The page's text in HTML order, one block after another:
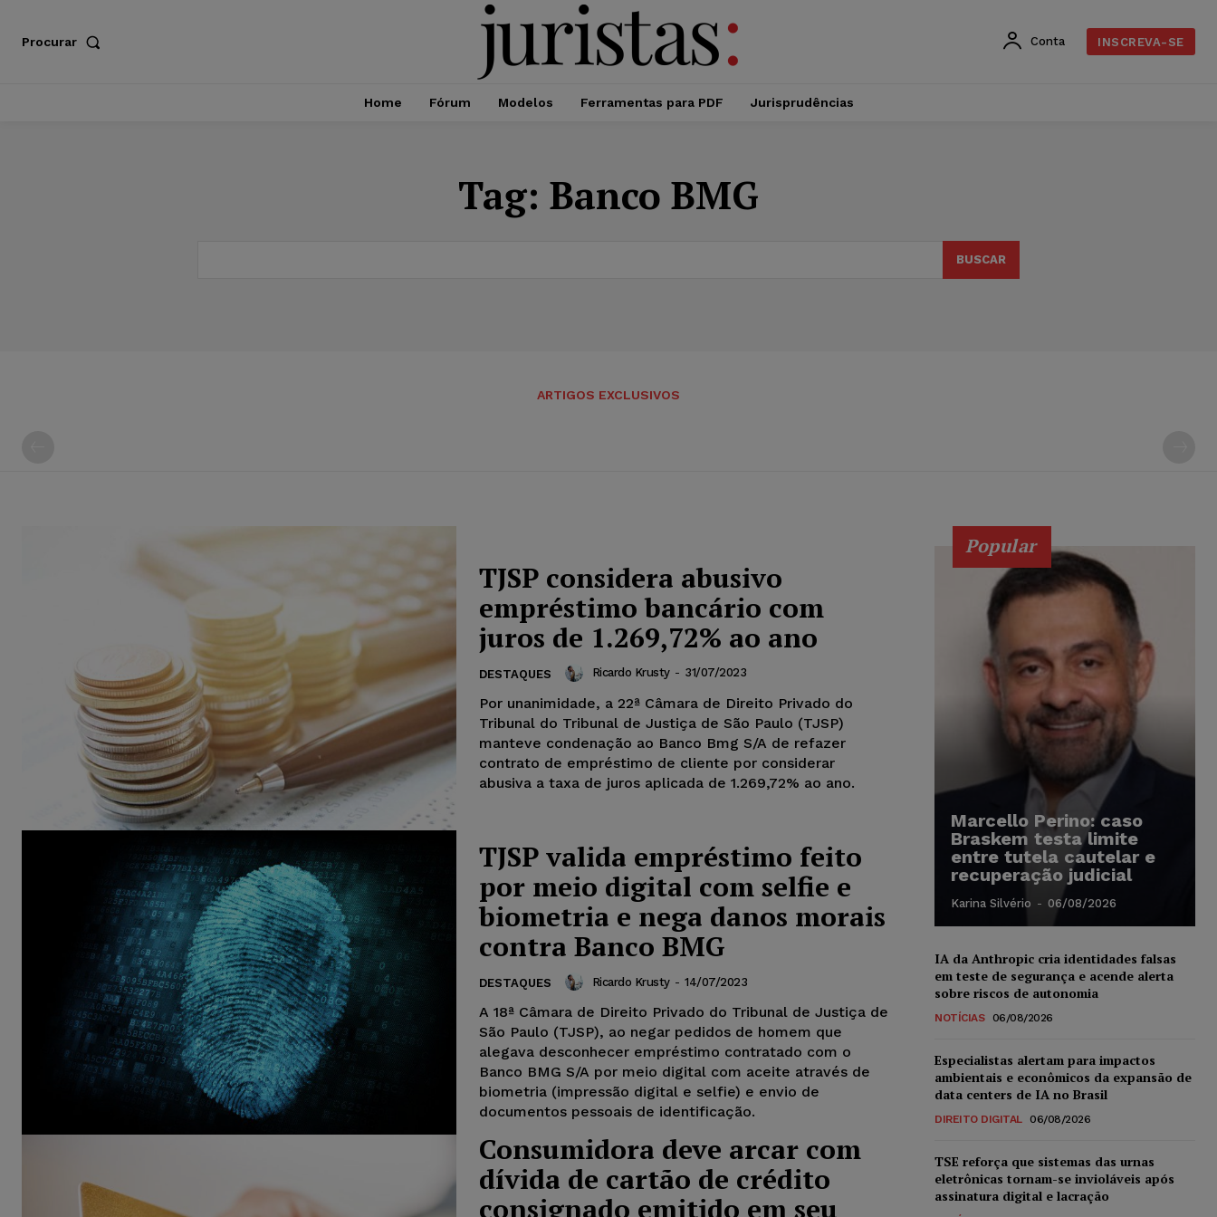
Procurar Conta INSCREVA-SE
Home Fórum Modelos Ferramentas para PDF Jurisprudências
Tag: Banco BMG
BUSCAR
ARTIGOS EXCLUSIVOS
TJSP considera abusivo
empréstimo bancário com
juros de 1.269,72% ao ano
DESTAQUES Ricardo Krusty - 31/07/2023
Por unanimidade, a 22ª Câmara de Direito Privado do
Tribunal do Tribunal de Justiça de São Paulo (TJSP)
manteve condenação ao Banco Bmg S/A de refazer
contrato de empréstimo de cliente por considerar
abusiva a taxa de juros aplicada de 1.269,72% ao ano.
TJSP valida empréstimo feito
por meio digital com selfie e
biometria e nega danos morais
contra Banco BMG
DESTAQUES Ricardo Krusty - 14/07/2023
A 18ª Câmara de Direito Privado do Tribunal de Justiça de
São Paulo (TJSP), ao negar pedidos de homem que
alegava desconhecer empréstimo contratado com o
Banco BMG S/A por meio digital com aceite através de
biometria (impressão digital e selfie) e envio de
documentos pessoais de identificação.
Consumidora deve arcar com
dívida de cartão de crédito
consignado emitido em seu
Popular
Marcello Perino: caso
Braskem testa limite
entre tutela cautelar e
recuperação judicial
Karina Silvério - 06/08/2026
IA da Anthropic cria identidades falsas
em teste de segurança e acende alerta
sobre riscos de autonomia
NOTÍCIAS 06/08/2026
Especialistas alertam para impactos
ambientais e econômicos da expansão de
data centers de IA no Brasil
DIREITO DIGITAL 06/08/2026
TSE reforça que sistemas das urnas
eletrônicas tornam-se invioláveis após
assinatura digital e lacração